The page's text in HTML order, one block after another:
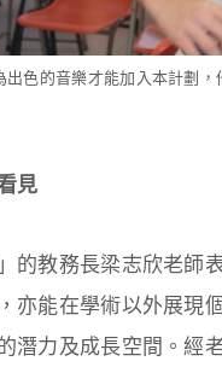
出色的音樂才能加入本計劃
見
的教務長梁志欣老師
亦能在學術以外展現
潛力及成長空間。經